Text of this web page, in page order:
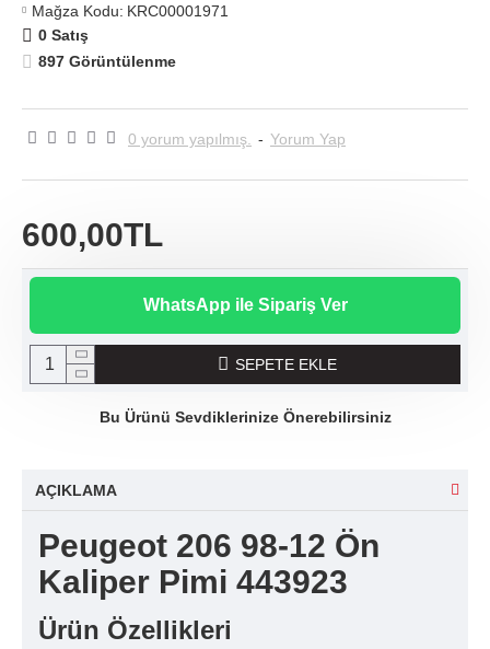
Mağza Kodu: KRC00001971
0 Satış
897 Görüntülenme
0 yorum yapılmış. - Yorum Yap
600,00TL
WhatsApp ile Sipariş Ver
SEPETE EKLE
Bu Ürünü Sevdiklerinize Önerebilirsiniz
AÇIKLAMA
Peugeot 206 98-12 Ön
Kaliper Pimi 443923
Ürün Özellikleri